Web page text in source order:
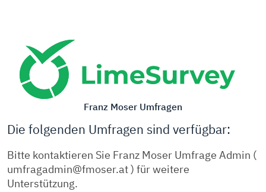
Franz Moser Umfragen
Die folgenden Umfragen sind verfügbar:
Bitte kontaktieren Sie Franz Moser Umfrage Admin (
umfragadmin@fmoser.at ) für weitere
Unterstützung.